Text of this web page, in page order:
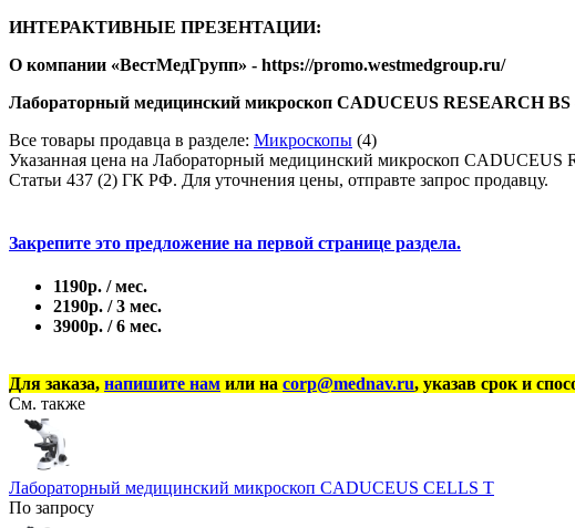
ИНТЕРАКТИВНЫЕ ПРЕЗЕНТАЦИИ:
​О компании «ВестМедГрупп» - https://promo.westmedgroup.ru/
Лабораторный медицинский микроскоп CADUCEUS RESEARCH BS
Все товары продавца в разделе: Микроскопы (4)
Указанная цена на Лабораторный медицинский микроскоп CADUCEUS
Статьи 437 (2) ГК РФ. Для уточнения цены, отправте запрос продавцу.
Закрепите это предложение на первой странице раздела.
1190р. / мес.
2190р. / 3 мес.
3900р. / 6 мес.
Для заказа, напишите нам или на corp@mednav.ru, указав срок и
См. также
Лабораторный медицинский микроскоп CADUCEUS CELLS T
По запросу